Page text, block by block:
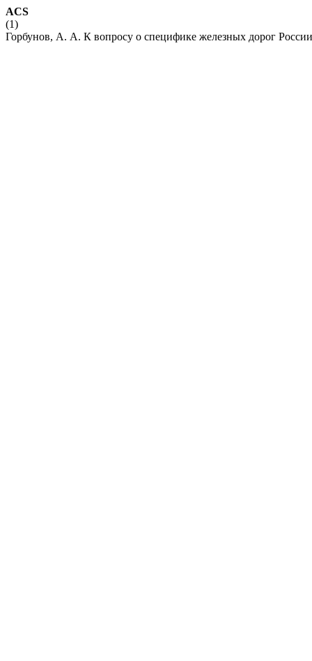
ACS
(1)
Горбунов, А. А. К вопросу о специфике железных дорог